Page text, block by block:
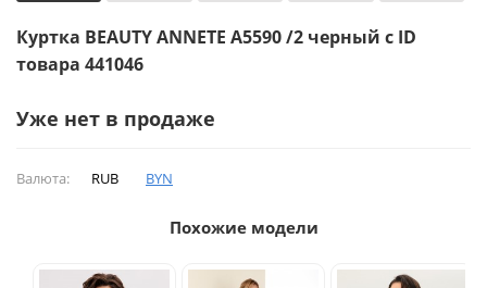
Куртка BEAUTY ANNETE A5590 /2 черный с ID
товара 441046
Уже нет в продаже
Валюта: RUB BYN
Похожие модели